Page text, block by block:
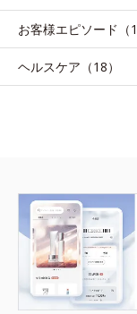
お客様エピソード（
ヘルスケア（18）